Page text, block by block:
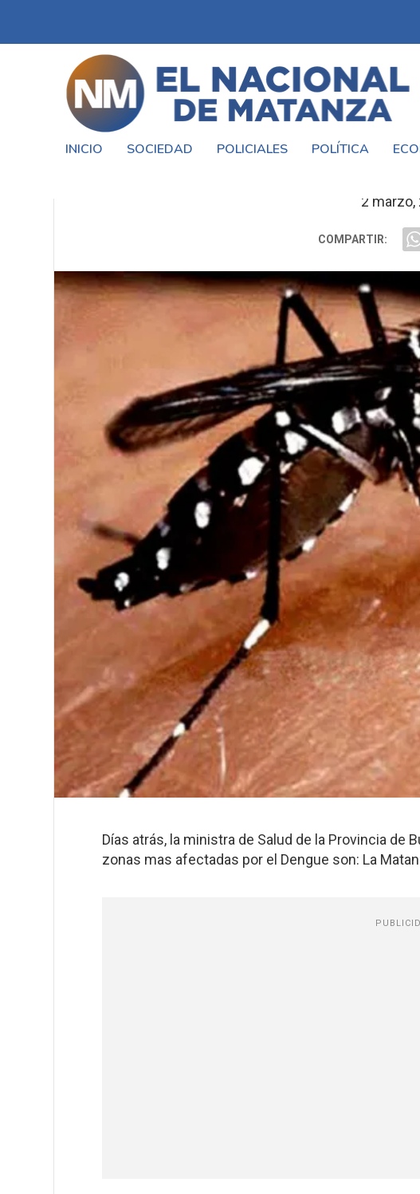
INICIO SOCIEDAD POLICIALES POLÍTICA
2 marzo,
COMPARTIR:
Días atrás, la ministra de Salud de la Provincia de
zonas mas afectadas por el Dengue son: La